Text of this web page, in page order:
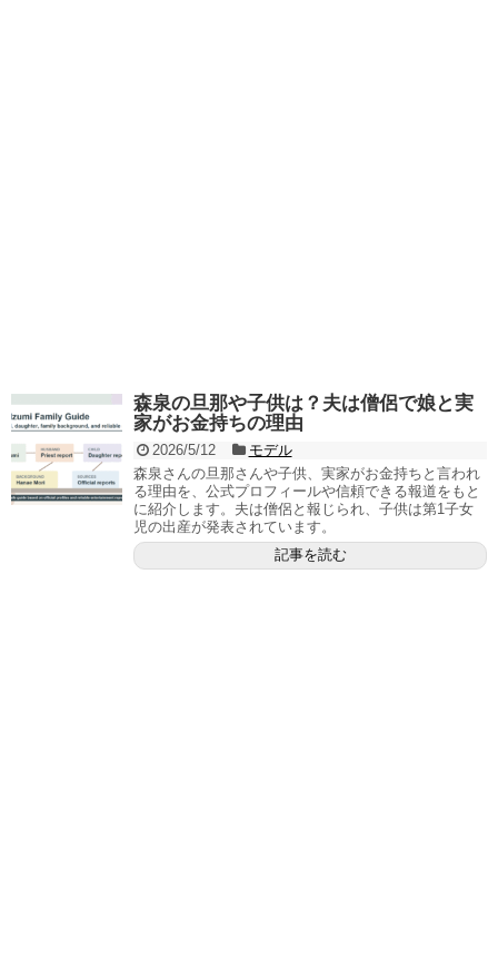
森泉の旦那や子供は？夫は僧侶で娘と実
家がお金持ちの理由
2026/5/12
モデル
森泉さんの旦那さんや子供、実家がお金持ちと言われ
る理由を、公式プロフィールや信頼できる報道をもと
に紹介します。夫は僧侶と報じられ、子供は第1子女
児の出産が発表されています。
記事を読む